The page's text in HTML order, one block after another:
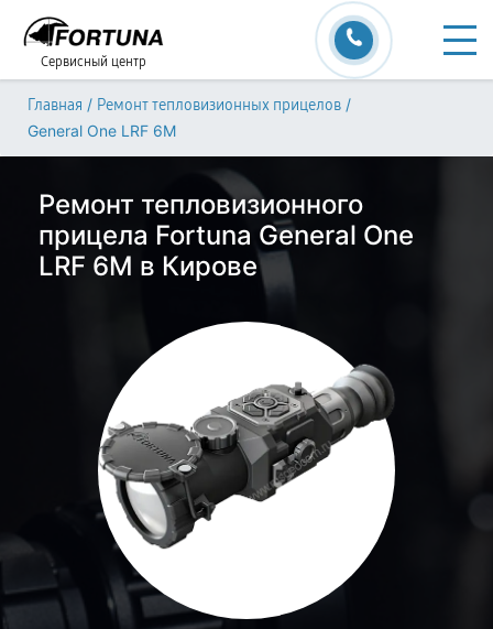
Сервисный центр
Главная / Ремонт тепловизионных прицелов /
General One LRF 6M
Ремонт тепловизионного
прицела Fortuna General One
LRF 6M в Кирове